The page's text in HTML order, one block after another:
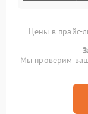
Цены в прайс-
Мы проверим